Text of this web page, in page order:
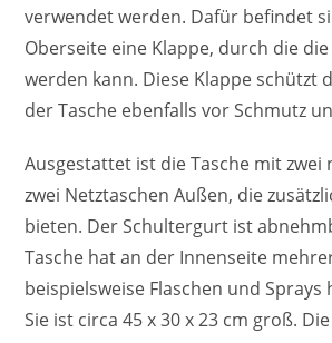
verwendet werden. Dafür befindet
Oberseite eine Klappe, durch die
werden kann. Diese Klappe schützt
der Tasche ebenfalls vor Schmutz
Ausgestattet ist die Tasche mit zwei
zwei Netztaschen Außen, die
bieten. Der Schultergurt ist
Tasche hat an der Innenseite
beispielsweise Flaschen und Sprays
Sie ist circa 45 x 30 x 23 cm groß.